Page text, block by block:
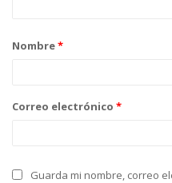
Nombre*
Correo electrónico *
Guarda mi nombre, correo